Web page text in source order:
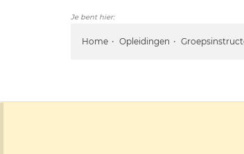
Je bent hier:
Home Opleidingen